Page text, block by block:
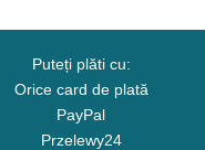
Puteți plăti cu:
Orice card de plată
PayPal
Przelewy24